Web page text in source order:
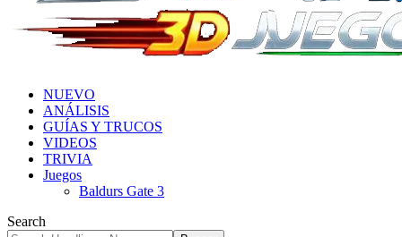
NUEVO
ANÁLISIS
GUÍAS Y TRUCOS
VIDEOS
TRIVIA
Juegos
Baldurs Gate 3
Search